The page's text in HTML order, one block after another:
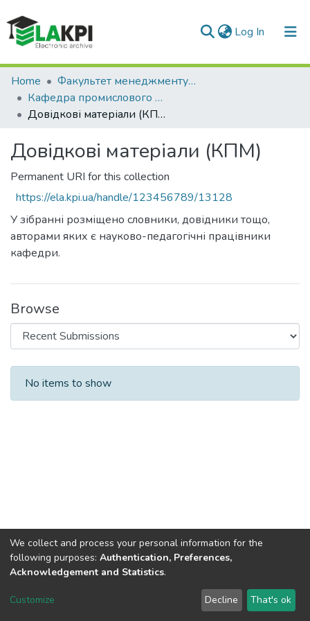
Log In (current)
Communities & Collections
All of DSpace
Home
Факультет менеджменту та маркетингу (ФММ)
Кафедра промислового маркетингу (КПМ)
Довідкові матеріали (КПМ)
Довідкові матеріали (КПМ)
Permanent URI for this collection
https://ela.kpi.ua/handle/123456789/13128
У зібранні розміщено словники, довідники тощо,
авторами яких є науково-педагогічні працівники
кафедри.
Browse
Recent Submissions
No items to show
DSpace software copyright © 2002-2026 LYRASIS
Send Feedback
We collect and process your personal information for the
following purposes: Authentication, Preferences,
Acknowledgement and Statistics.
Customize Decline That's ok